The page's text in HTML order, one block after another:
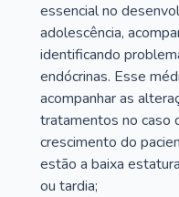
essencial no
adolescência,
identificando
endócrinas. Esse
acompanhar as
tratamentos no caso
crescimento do
estão a baixa
ou tardia;